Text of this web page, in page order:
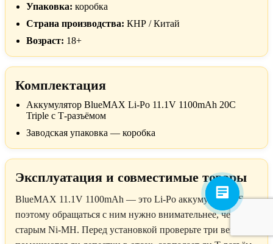
Упаковка: коробка
Страна производства: КНР / Китай
Возраст: 18+
Комплектация
Аккумулятор BlueMAX Li-Po 11.1V 1100mAh 20C
Triple с Т-разъёмом
Заводская упаковка — коробка
Эксплуатация и совместимые товары
BlueMAX 11.1V 1100mAh — это Li-Po аккумулятор 3S,
поэтому обращаться с ним нужно внимательнее, чем со
старым Ni-MH. Перед установкой проверьте три вещи: